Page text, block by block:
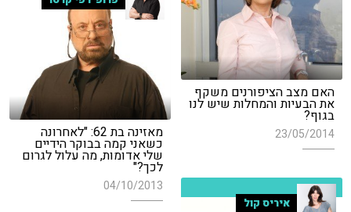
האם מצב הציפורנים משקף
את הבעיות והמחלות שיש לנו
בגוף?
23/05/2014 מאזינה בת 62: "לאחרונה
כשאני קמה בבוקר הידיים
שלי אדומות, מה עלול לגרום
לכך?"
04/10/2013
איריס קול